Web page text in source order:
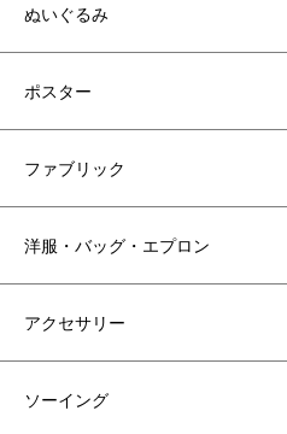
ぬいぐるみ
ポスター
ファブリック
洋服・バッグ・エプロン
アクセサリー
ソーイング